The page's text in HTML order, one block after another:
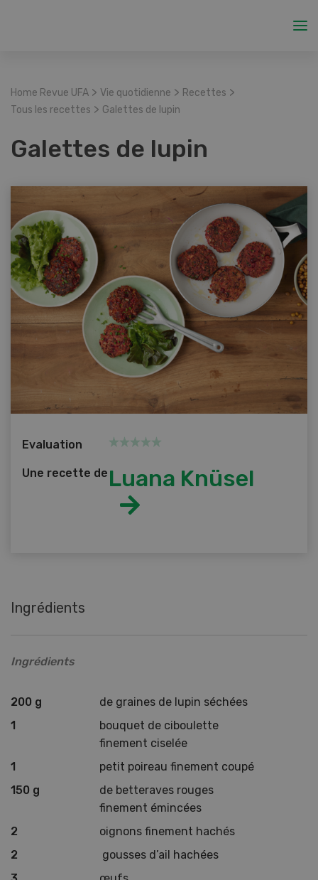
Home Revue UFA > Vie quotidienne > Recettes >
Tous les recettes > Galettes de lupin
Galettes de lupin
Evaluation
Une recette de Luana Knüsel
Ingrédients
Ingrédients
200 g
de graines de lupin séchées
1
bouquet de ciboulette
finement ciselée
1
petit poireau finement coupé
150 g
de betteraves rouges
finement émincées
2
oignons finement hachés
2
gousses d’ail hachées